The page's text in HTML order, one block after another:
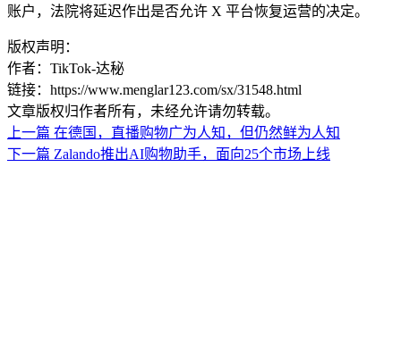
账户，法院将延迟作出是否允许 X 平台恢复运营的决定。
版权声明：
作者：TikTok-达秘
链接：https://www.menglar123.com/sx/31548.html
文章版权归作者所有，未经允许请勿转载。
上一篇 在德国，直播购物广为人知，但仍然鲜为人知
下一篇 Zalando推出AI购物助手，面向25个市场上线